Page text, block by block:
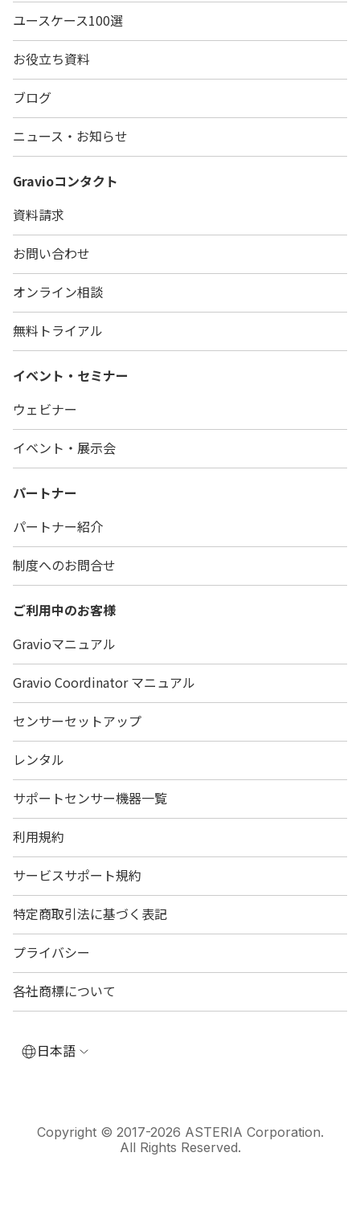
ユースケース100選
お役立ち資料
ブログ
ニュース・お知らせ
Gravioコンタクト
資料請求
お問い合わせ
オンライン相談
無料トライアル
イベント・セミナー
ウェビナー
イベント・展示会
パートナー
パートナー紹介
制度へのお問合せ
ご利用中のお客様
Gravioマニュアル
Gravio Coordinator マニュアル
センサーセットアップ
レンタル
サポートセンサー機器一覧
利用規約
サービスサポート規約
特定商取引法に基づく表記
プライバシー
各社商標について
日本語
Copyright © 2017-2026 ASTERIA Corporation.
All Rights Reserved.